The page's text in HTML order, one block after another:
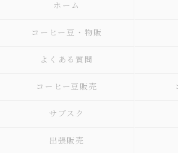
ホーム
コーヒー豆・物販
よくある質問
コーヒー豆販売
サブスク
出張販売